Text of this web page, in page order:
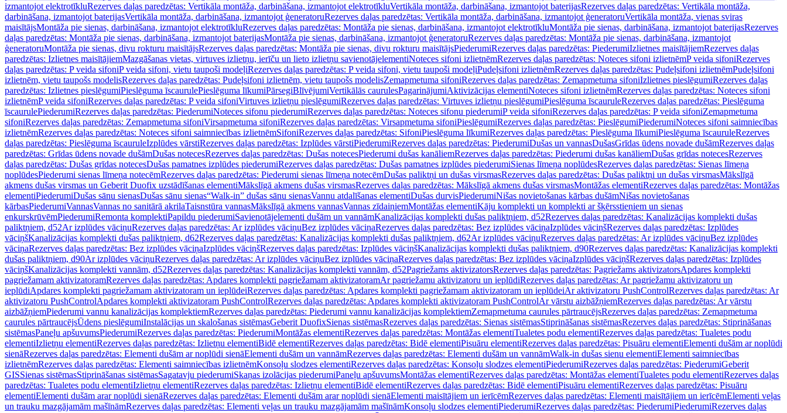
izmantojot elektrotīkluRezerves daļas paredzētas: Vertikāla montāža, darbināšana, izmantojot elektrotīkluVertikāla montāža, darbināšana, izmantojot baterijasRezerves daļas paredzētas: Vertikāla montāža,
darbināšana, izmantojot baterijasVertikāla montāža, darbināšana, izmantojot ģeneratoruRezerves daļas paredzētas: Vertikāla montāža, darbināšana, izmantojot ģeneratoruVertikāla montāža, vienas sviras
maisītājsMontāža pie sienas, darbināšana, izmantojot elektrotīkluRezerves daļas paredzētas: Montāža pie sienas, darbināšana, izmantojot elektrotīkluMontāža pie sienas, darbināšana, izmantojot baterijasRezerves
daļas paredzētas: Montāža pie sienas, darbināšana, izmantojot baterijasMontāža pie sienas, darbināšana, izmantojot ģeneratoruRezerves daļas paredzētas: Montāža pie sienas, darbināšana, izmantojot
ģeneratoruMontāža pie sienas, divu rokturu maisītājsRezerves daļas paredzētas: Montāža pie sienas, divu rokturu maisītājsPiederumiRezerves daļas paredzētas: PiederumiIzlietnes maisītājiemRezerves daļas
paredzētas: Izlietnes maisītājiemMazgāšanas vietas, virtuves izlietņu, ierīču un lieto izlietņu savienotājelementiNoteces sifoni izlietnēmRezerves daļas paredzētas: Noteces sifoni izlietnēmP veida sifoniRezerves
daļas paredzētas: P veida sifoniP veida sifoni, vietu taupoši modeļiRezerves daļas paredzētas: P veida sifoni, vietu taupoši modeļiPudeļsifoni izlietnēmRezerves daļas paredzētas: Pudeļsifoni izlietnēmPudeļsifoni
izlietnēm, vietu taupošs modelisRezerves daļas paredzētas: Pudeļsifoni izlietnēm, vietu taupošs modelisZemapmetuma sifoniRezerves daļas paredzētas: Zemapmetuma sifoniIzlietnes pieslēgumiRezerves daļas
paredzētas: Izlietnes pieslēgumiPieslēguma īscaurulePieslēguma līkumiPārsegiBlīvējumiVertikālās caurulesPagarinājumiAktivizācijas elementiNoteces sifoni izlietnēmRezerves daļas paredzētas: Noteces sifoni
izlietnēmP veida sifoniRezerves daļas paredzētas: P veida sifoniVirtuves izlietņu pieslēgumiRezerves daļas paredzētas: Virtuves izlietņu pieslēgumiPieslēguma īscauruleRezerves daļas paredzētas: Pieslēguma
īscaurulePiederumiRezerves daļas paredzētas: PiederumiNoteces sifonu piederumiRezerves daļas paredzētas: Noteces sifonu piederumiP veida sifoniRezerves daļas paredzētas: P veida sifoniZemapmetuma
sifoniRezerves daļas paredzētas: Zemapmetuma sifoniVirsapmetuma sifoniRezerves daļas paredzētas: Virsapmetuma sifoniPieslēgumiRezerves daļas paredzētas: PieslēgumiPiederumiNoteces sifoni saimniecības
izlietnēmRezerves daļas paredzētas: Noteces sifoni saimniecības izlietnēmSifoniRezerves daļas paredzētas: SifoniPieslēguma līkumiRezerves daļas paredzētas: Pieslēguma līkumiPieslēguma īscauruleRezerves
daļas paredzētas: Pieslēguma īscauruleIzplūdes vārstiRezerves daļas paredzētas: Izplūdes vārstiPiederumiRezerves daļas paredzētas: PiederumiDušas un vannasDušasGrīdas ūdens novade dušāmRezerves daļas
paredzētas: Grīdas ūdens novade dušāmDušas notecesRezerves daļas paredzētas: Dušas notecesPiederumi dušas kanāliemRezerves daļas paredzētas: Piederumi dušas kanāliemDušas grīdas notecesRezerves
daļas paredzētas: Dušas grīdas notecesDušas pamatnes izplūdes piederumiRezerves daļas paredzētas: Dušas pamatnes izplūdes piederumiSienas līmeņa noplūdesRezerves daļas paredzētas: Sienas līmeņa
noplūdesPiederumi sienas līmeņa notecēmRezerves daļas paredzētas: Piederumi sienas līmeņa notecēmDušas paliktņi un dušas virsmasRezerves daļas paredzētas: Dušas paliktņi un dušas virsmasMākslīgā
akmens dušas virsmas un Geberit Duofix uzstādīšanas elementiMākslīgā akmens dušas virsmasRezerves daļas paredzētas: Mākslīgā akmens dušas virsmasMontāžas elementiRezerves daļas paredzētas: Montāžas
elementiPiederumiDušas sānu sienasDušas sānu sienas“Walk-in” dušas sānu sienasVannu atdalīšanas elementiDušas durvisPiederumiNišas novietošanas kārbas dušāmNišas novietošanas
kārbasPiederumiVannasVannas no sanitārā akrilaTaisnstūra vannasMākslīgā akmens vannasVannas zīdaiņiemMontāžas elementiKāju komplekti un komplekti ar šķērsstieņiem un sienas
enkurskrūvēmPiederumiRemonta komplektiPapildu piederumiSavienotājelementi dušām un vannāmKanalizācijas komplekti dušas paliktņiem, d52Rezerves daļas paredzētas: Kanalizācijas komplekti dušas
paliktņiem, d52Ar izplūdes vāciņuRezerves daļas paredzētas: Ar izplūdes vāciņuBez izplūdes vāciņaRezerves daļas paredzētas: Bez izplūdes vāciņaIzplūdes vāciņšRezerves daļas paredzētas: Izplūdes
vāciņšKanalizācijas komplekti dušas paliktņiem, d62Rezerves daļas paredzētas: Kanalizācijas komplekti dušas paliktņiem, d62Ar izplūdes vāciņuRezerves daļas paredzētas: Ar izplūdes vāciņuBez izplūdes
vāciņaRezerves daļas paredzētas: Bez izplūdes vāciņaIzplūdes vāciņšRezerves daļas paredzētas: Izplūdes vāciņšKanalizācijas komplekti dušas paliktņiem, d90Rezerves daļas paredzētas: Kanalizācijas komplekti
dušas paliktņiem, d90Ar izplūdes vāciņuRezerves daļas paredzētas: Ar izplūdes vāciņuBez izplūdes vāciņaRezerves daļas paredzētas: Bez izplūdes vāciņaIzplūdes vāciņšRezerves daļas paredzētas: Izplūdes
vāciņšKanalizācijas komplekti vannām, d52Rezerves daļas paredzētas: Kanalizācijas komplekti vannām, d52Pagriežams aktivizatorsRezerves daļas paredzētas: Pagriežams aktivizatorsApdares komplekti
pagriežamam aktivizatoramRezerves daļas paredzētas: Apdares komplekti pagriežamam aktivizatoramAr pagriežamu aktivizatoru un ieplūdiRezerves daļas paredzētas: Ar pagriežamu aktivizatoru un
ieplūdiApdares komplekti pagriežamam aktivizatoram un ieplūdeiRezerves daļas paredzētas: Apdares komplekti pagriežamam aktivizatoram un ieplūdeiAr aktivizatoru PushControlRezerves daļas paredzētas: Ar
aktivizatoru PushControlApdares komplekti aktivizatoram PushControlRezerves daļas paredzētas: Apdares komplekti aktivizatoram PushControlAr vārstu aizbāžņiemRezerves daļas paredzētas: Ar vārstu
aizbāžņiemPiederumi vannu kanalizācijas komplektiemRezerves daļas paredzētas: Piederumi vannu kanalizācijas komplektiemZemapmetuma caurules pārtraucējsRezerves daļas paredzētas: Zemapmetuma
caurules pārtraucējsŪdens pieslēgumiInstalācijas un skalošanas sistēmasGeberit DuofixSienas sistēmasRezerves daļas paredzētas: Sienas sistēmasStiprināšanas sistēmasRezerves daļas paredzētas: Stiprināšanas
sistēmasPaneļu apšuvumsPiederumiRezerves daļas paredzētas: PiederumiMontāžas elementiRezerves daļas paredzētas: Montāžas elementiTualetes podu elementiRezerves daļas paredzētas: Tualetes podu
elementiIzlietņu elementiRezerves daļas paredzētas: Izlietņu elementiBidē elementiRezerves daļas paredzētas: Bidē elementiPisuāru elementiRezerves daļas paredzētas: Pisuāru elementiElementi dušām ar noplūdi
sienāRezerves daļas paredzētas: Elementi dušām ar noplūdi sienāElementi dušām un vannāmRezerves daļas paredzētas: Elementi dušām un vannāmWalk-in dušas sienu elementiElementi saimniecības
izlietnēmRezerves daļas paredzētas: Elementi saimniecības izlietnēmKonsoļu slodzes elementiRezerves daļas paredzētas: Konsoļu slodzes elementiPiederumiRezerves daļas paredzētas: PiederumiGeberit
GISSienas sistēmasStiprināšanas sistēmasSagatavju piederumiSkaņas izolācijas piederumiPaneļu apšuvumsMontāžas elementiRezerves daļas paredzētas: Montāžas elementiTualetes podu elementiRezerves daļas
paredzētas: Tualetes podu elementiIzlietņu elementiRezerves daļas paredzētas: Izlietņu elementiBidē elementiRezerves daļas paredzētas: Bidē elementiPisuāru elementiRezerves daļas paredzētas: Pisuāru
elementiElementi dušām arar noplūdi sienāRezerves daļas paredzētas: Elementi dušām arar noplūdi sienāElementi maisītājiem un ierīcēmRezerves daļas paredzētas: Elementi maisītājiem un ierīcēmElementi veļas
un trauku mazgājamām mašīnāmRezerves daļas paredzētas: Elementi veļas un trauku mazgājamām mašīnāmKonsoļu slodzes elementiPiederumiRezerves daļas paredzētas: PiederumiPiederumiRezerves daļas